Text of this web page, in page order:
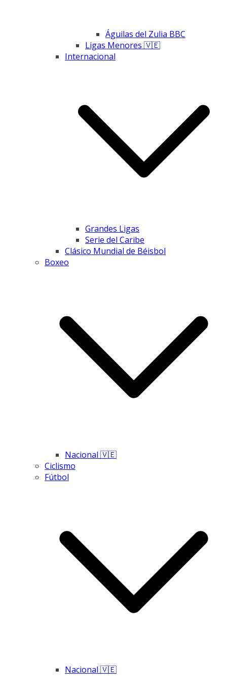
Águilas del Zulia BBC
Ligas Menores 🇻🇪
Internacional
Grandes Ligas
Serie del Caribe
Clásico Mundial de Béisbol
Boxeo
Nacional 🇻🇪
Ciclismo
Fútbol
Nacional 🇻🇪